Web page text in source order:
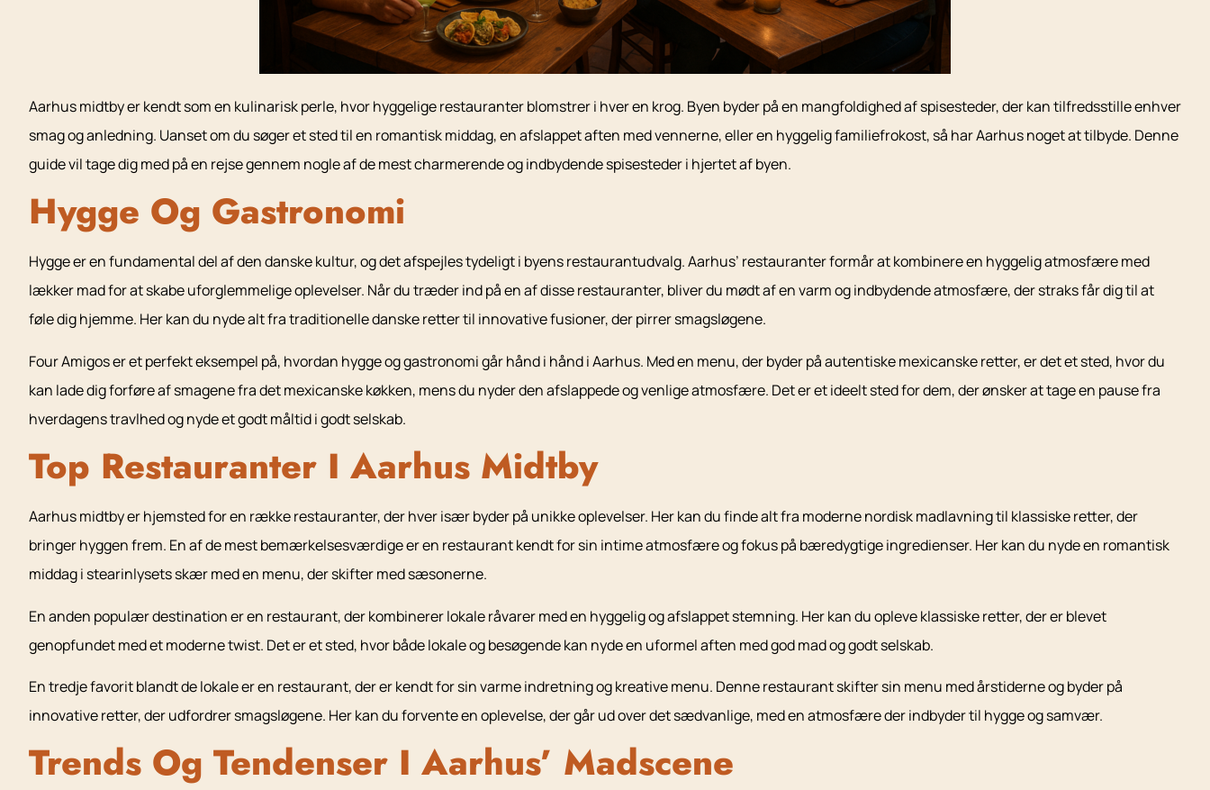
Aarhus midtby er kendt som en kulinarisk perle, hvor hyggelige restauranter blomstrer i hver en krog. Byen byder på en mangfoldighed af spisesteder, der kan tilfredsstille enhver
smag og anledning. Uanset om du søger et sted til en romantisk middag, en afslappet aften med vennerne, eller en hyggelig familiefrokost, så har Aarhus noget at tilbyde. Denne
guide vil tage dig med på en rejse gennem nogle af de mest charmerende og indbydende spisesteder i hjertet af byen.
Hygge Og Gastronomi
Hygge er en fundamental del af den danske kultur, og det afspejles tydeligt i byens restaurantudvalg. Aarhus’ restauranter formår at kombinere en hyggelig atmosfære med
lækker mad for at skabe uforglemmelige oplevelser. Når du træder ind på en af disse restauranter, bliver du mødt af en varm og indbydende atmosfære, der straks får dig til at
føle dig hjemme. Her kan du nyde alt fra traditionelle danske retter til innovative fusioner, der pirrer smagsløgene.
Four Amigos er et perfekt eksempel på, hvordan hygge og gastronomi går hånd i hånd i Aarhus. Med en menu, der byder på autentiske mexicanske retter, er det et sted, hvor du
kan lade dig forføre af smagene fra det mexicanske køkken, mens du nyder den afslappede og venlige atmosfære. Det er et ideelt sted for dem, der ønsker at tage en pause fra
hverdagens travlhed og nyde et godt måltid i godt selskab.
Top Restauranter I Aarhus Midtby
Aarhus midtby er hjemsted for en række restauranter, der hver især byder på unikke oplevelser. Her kan du finde alt fra moderne nordisk madlavning til klassiske retter, der
bringer hyggen frem. En af de mest bemærkelsesværdige er en restaurant kendt for sin intime atmosfære og fokus på bæredygtige ingredienser. Her kan du nyde en romantisk
middag i stearinlysets skær med en menu, der skifter med sæsonerne.
En anden populær destination er en restaurant, der kombinerer lokale råvarer med en hyggelig og afslappet stemning. Her kan du opleve klassiske retter, der er blevet
genopfundet med et moderne twist. Det er et sted, hvor både lokale og besøgende kan nyde en uformel aften med god mad og godt selskab.
En tredje favorit blandt de lokale er en restaurant, der er kendt for sin varme indretning og kreative menu. Denne restaurant skifter sin menu med årstiderne og byder på
innovative retter, der udfordrer smagsløgene. Her kan du forvente en oplevelse, der går ud over det sædvanlige, med en atmosfære der indbyder til hygge og samvær.
Trends Og Tendenser I Aarhus’ Madscene